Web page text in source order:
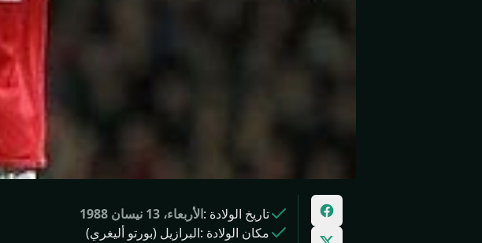
تاريخ الولادة :الأربعاء، 13 نيسان 1988
مكان الولادة :البرازيل (بورتو أليغري)